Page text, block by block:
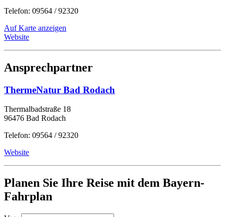
Telefon: 09564 / 92320
Auf Karte anzeigen
Website
Ansprechpartner
ThermeNatur Bad Rodach
Thermalbadstraße 18
96476 Bad Rodach
Telefon: 09564 / 92320
Website
Planen Sie Ihre Reise mit dem Bayern-
Fahrplan